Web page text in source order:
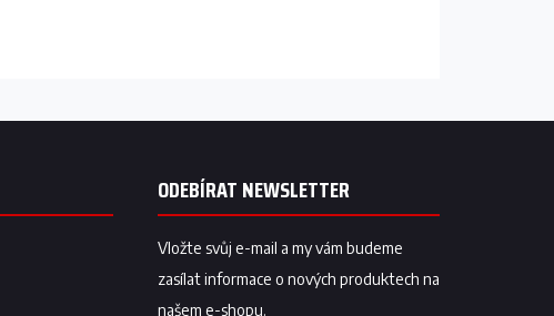
ODEBÍRAT NEWSLETTER
Vložte svůj e-mail a my vám budeme
zasílat informace o nových produktech na
našem e-shopu.